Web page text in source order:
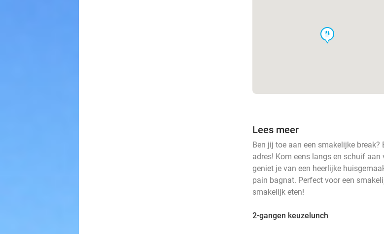
food
Lees meer
Ben jij toe aan een smakelijke
adres! Kom eens langs en schuif
geniet je van een heerlijke
pain bagnat. Perfect voor een
smakelijk eten!
2-gangen keuzelunch